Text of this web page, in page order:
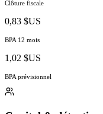
Clôture fiscale
0,83 $US
BPA 12 mois
1,02 $US
BPA prévisionnel